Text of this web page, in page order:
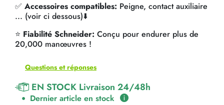
✅ Accessoires compatibles: Peigne, contact auxiliaire
... (voir ci dessous)⬇️
⭐ Fiabilité Schneider: Conçu pour endurer plus de
20,000 manœuvres !
Questions et réponses
EN STOCK Livraison 24/48h
Dernier article en stock